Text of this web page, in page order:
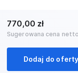
770,00 zł
Sugerowana cena
Dodaj do